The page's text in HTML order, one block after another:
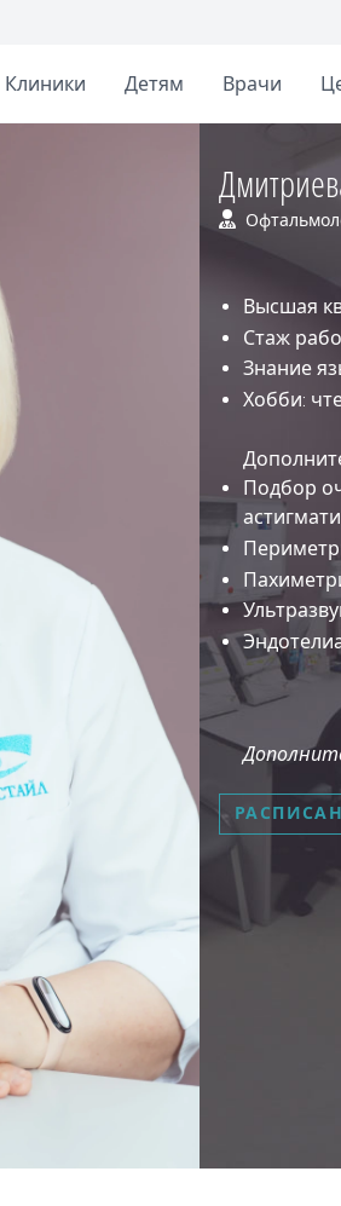
Клиники Детям Врачи
Высшая
Стаж
Знание
Хобби:
Подбор